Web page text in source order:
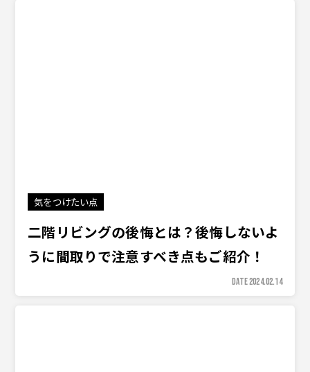
気をつけたい点
二階リビングの後悔とは？後悔しないよ
うに間取りで注意すべき点もご紹介！
DATE 2024.02.14